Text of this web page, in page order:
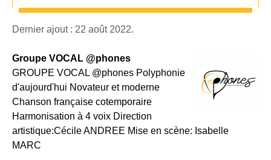
Dernier ajout : 22 août 2022.
Groupe VOCAL @phones
GROUPE VOCAL @phones Polyphonie
d'aujourd'hui Novateur et moderne
Chanson française cotemporaire
Harmonisation à 4 voix Direction
artistique:Cécile ANDREE Mise en scène: Isabelle
MARC